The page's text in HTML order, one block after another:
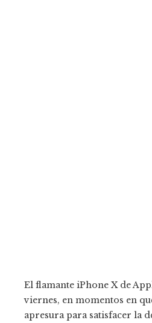
El flamante iPhone X de
viernes, en momentos en
apresura para satisfacer la